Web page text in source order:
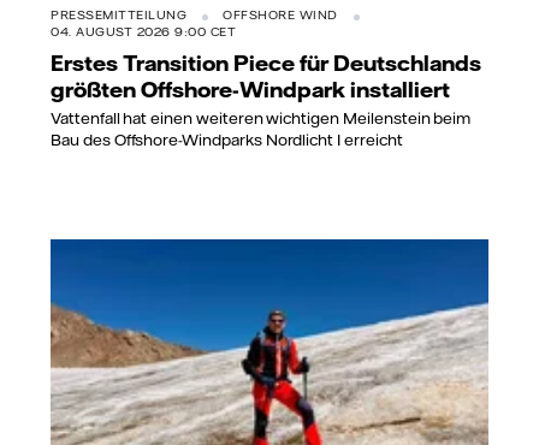
PRESSEMITTEILUNG
OFFSHORE WIND
04. AUGUST 2026 9:00 CET
Erstes Transition Piece für Deutschlands
größten Offshore-Windpark installiert
Vattenfall hat einen weiteren wichtigen Meilenstein beim
Bau des Offshore-Windparks Nordlicht I erreicht